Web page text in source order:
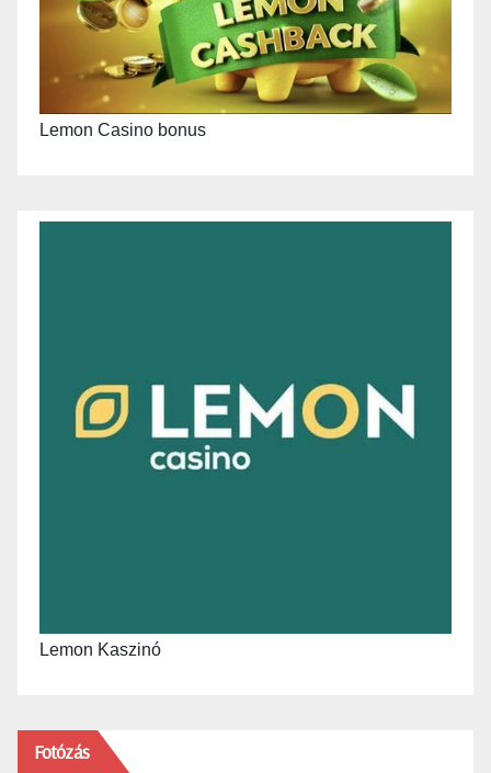
Lemon Casino bonus
Lemon Kaszinó
Fotózás